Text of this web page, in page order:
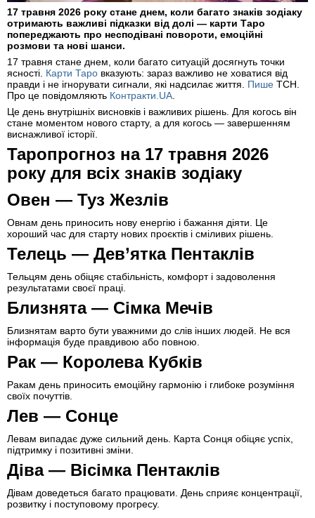
17 травня 2026 року стане днем, коли багато знаків зодіаку
отримають важливі підказки від долі — карти Таро
попереджають про несподівані повороти, емоційні
розмови та нові шанси.
17 травня стане днем, коли багато ситуацій досягнуть точки
ясності. Карти Таро вказують: зараз важливо не ховатися від
правди і не ігнорувати сигнали, які надсилає життя. Пише ТСН.
Про це повідомляють Контракти.UA.
Це день внутрішніх висновків і важливих рішень. Для когось він
стане моментом нового старту, а для когось — завершенням
виснажливої історії.
Таропрогноз на 17 травня 2026
року для всіх знаків зодіаку
Овен — Туз Жезлів
Овнам день приносить нову енергію і бажання діяти. Це
хороший час для старту нових проєктів і сміливих рішень.
Телець — Дев’ятка Пентаклів
Тельцям день обіцяє стабільність, комфорт і задоволення
результатами своєї праці.
Близнята — Сімка Мечів
Близнятам варто бути уважними до слів інших людей. Не вся
інформація буде правдивою або повною.
Рак — Королева Кубків
Ракам день приносить емоційну гармонію і глибоке розуміння
своїх почуттів.
Лев — Сонце
Левам випадає дуже сильний день. Карта Сонця обіцяє успіх,
підтримку і позитивні зміни.
Діва — Вісімка Пентаклів
Дівам доведеться багато працювати. День сприяє концентрації,
розвитку і поступовому прогресу.